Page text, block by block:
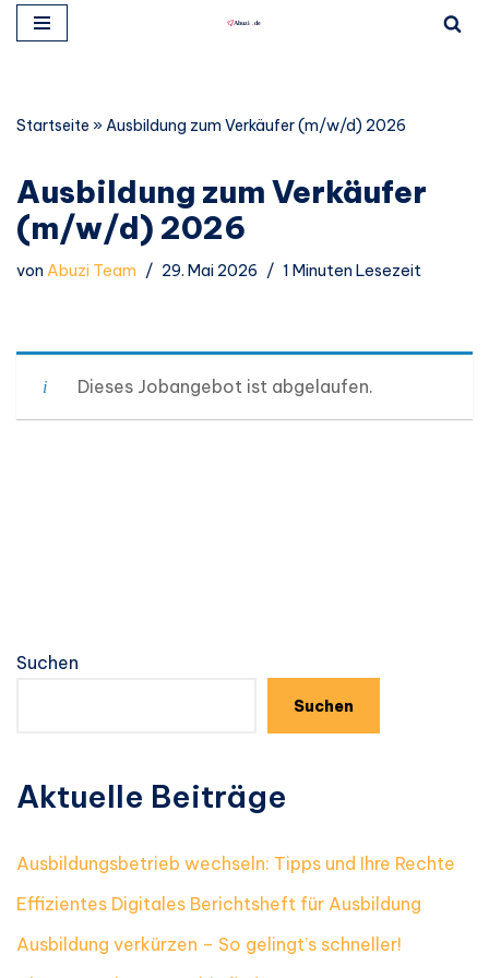
springen
Startseite »Ausbildung zum Verkäufer (m/w/d) 2026
Ausbildung zum Verkäufer
(m/w/d) 2026
vonAbuzi Team 29. Mai 2026 1 Minuten Lesezeit
Dieses Jobangebot ist abgelaufen.
Suchen
Suchen
Aktuelle Beiträge
Ausbildungsbetrieb wechseln: Tipps und Ihre Rechte
Effizientes Digitales Berichtsheft für Ausbildung
Ausbildung verkürzen – So gelingt’s schneller!